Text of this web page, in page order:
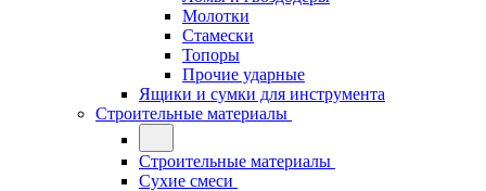
Молотки
Стамески
Топоры
Прочие ударные
Ящики и сумки для инструмента
Строительные материалы
Строительные материалы
Сухие смеси